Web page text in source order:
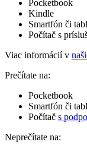
Pocketbook
Kindle
Smartfón či
Počítač s
Viac informácií v
Prečítate na:
Pocketbook
Smartfón či
Počítač s
Neprečítate na: